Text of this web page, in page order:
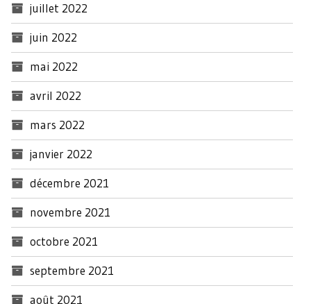
juillet 2022
juin 2022
mai 2022
avril 2022
mars 2022
janvier 2022
décembre 2021
novembre 2021
octobre 2021
septembre 2021
août 2021